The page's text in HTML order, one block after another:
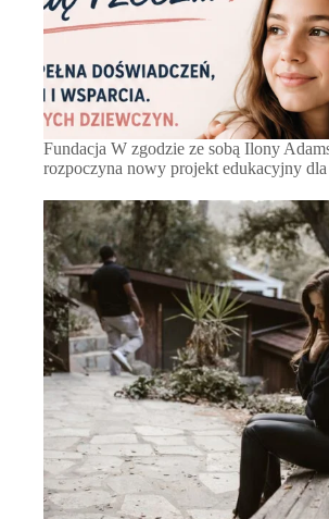
Fundacja W zgodzie ze sobą Ilony
rozpoczyna nowy projekt edukacyjny dla